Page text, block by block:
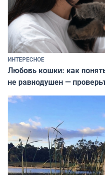
ИНТЕРЕСНОЕ
Любовь кошки: как
не равнодушен —